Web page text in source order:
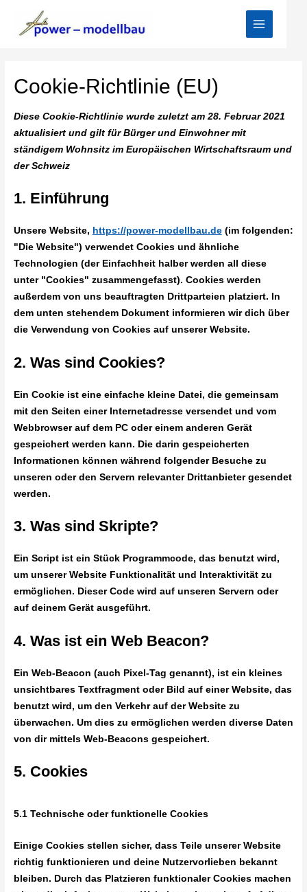
Cookie-Richtlinie (EU)
Diese Cookie-Richtlinie wurde zuletzt am 28. Februar 2021
aktualisiert und gilt für Bürger und Einwohner mit
ständigem Wohnsitz im Europäischen Wirtschaftsraum und
der Schweiz
1. Einführung
Unsere Website, https://power-modellbau.de(im folgenden:
"Die Website") verwendet Cookies und ähnliche
Technologien (der Einfachheit halber werden all diese
unter "Cookies" zusammengefasst). Cookies werden
außerdem von uns beauftragten Drittparteien platziert. In
dem unten stehendem Dokument informieren wir dich über
die Verwendung von Cookies auf unserer Website.
2. Was sind Cookies?
Ein Cookie ist eine einfache kleine Datei, die gemeinsam
mit den Seiten einer Internetadresse versendet und vom
Webbrowser auf dem PC oder einem anderen Gerät
gespeichert werden kann. Die darin gespeicherten
Informationen können während folgender Besuche zu
unseren oder den Servern relevanter Drittanbieter gesendet
werden.
3. Was sind Skripte?
Ein Script ist ein Stück Programmcode, das benutzt wird,
um unserer Website Funktionalität und Interaktivität zu
ermöglichen. Dieser Code wird auf unseren Servern oder
auf deinem Gerät ausgeführt.
4. Was ist ein Web Beacon?
Ein Web-Beacon (auch Pixel-Tag genannt), ist ein kleines
unsichtbares Textfragment oder Bild auf einer Website, das
benutzt wird, um den Verkehr auf der Website zu
überwachen. Um dies zu ermöglichen werden diverse Daten
von dir mittels Web-Beacons gespeichert.
5. Cookies
5.1 Technische oder funktionelle Cookies
Einige Cookies stellen sicher, dass Teile unserer Website
richtig funktionieren und deine Nutzervorlieben bekannt
bleiben. Durch das Platzieren funktionaler Cookies machen